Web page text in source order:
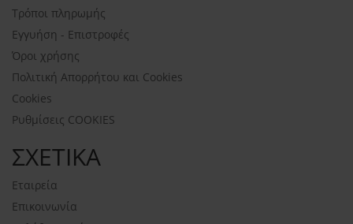
Τρόποι πληρωμής
Εγγυήση - Επιστροφές
Όροι χρήσης
Πολιτική Απορρήτου και Cookies
Cookies
Ρυθμίσεις COOKIES
ΣΧΕΤΙΚΑ
Εταιρεία
Επικοινωνία